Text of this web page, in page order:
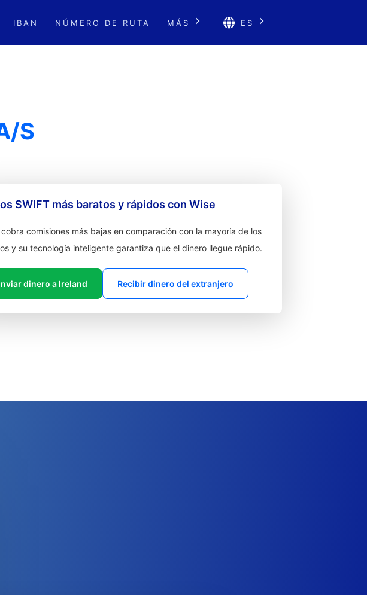
IBAN NÚMERO DE RUTA MÁS ES
S
SWIFT más baratos y rápidos con Wise
cobra comisiones más bajas en comparación con la mayoría de los
y su tecnología inteligente garantiza que el dinero llegue rápido.
dinero a Ireland Recibir dinero del extranjero